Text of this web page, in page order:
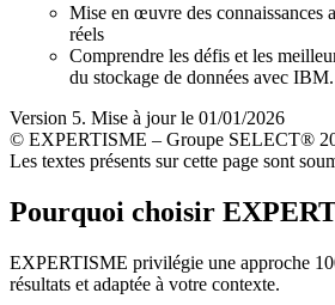
Mise en œuvre des connaissances
réels
Comprendre les défis et les
du stockage de données avec IBM.
Version 5. Mise à jour le 01/01/2026
© EXPERTISME – Groupe SELECT®
Les textes présents sur cette page sont
Pourquoi choisir
EXPERTISME privilégie une approche
résultats et adaptée à votre contexte.